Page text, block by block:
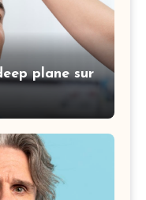
plane sur